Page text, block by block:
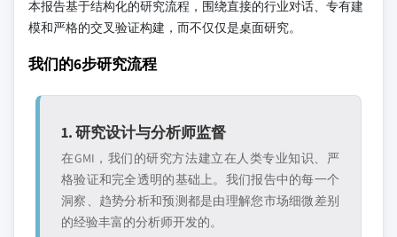
本报告基于结构化的研究流程，围绕直接的行业对话、专有建
模和严格的交叉验证构建，而不仅仅是桌面研究。
我们的6步研究流程
1. 研究设计与分析师监督
在GMI，我们的研究方法建立在人类专业知识、严
格验证和完全透明的基础上。我们报告中的每一个
洞察、趋势分析和预测都是由理解您市场细微差别
的经验丰富的分析师开发的。